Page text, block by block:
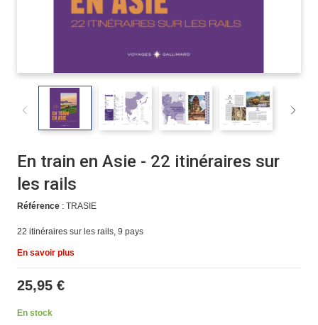
En train en Asie - 22 itinéraires sur
les rails
Référence: TRASIE
22 itinéraires sur les rails, 9 pays
En savoir plus
25,95 €
En stock